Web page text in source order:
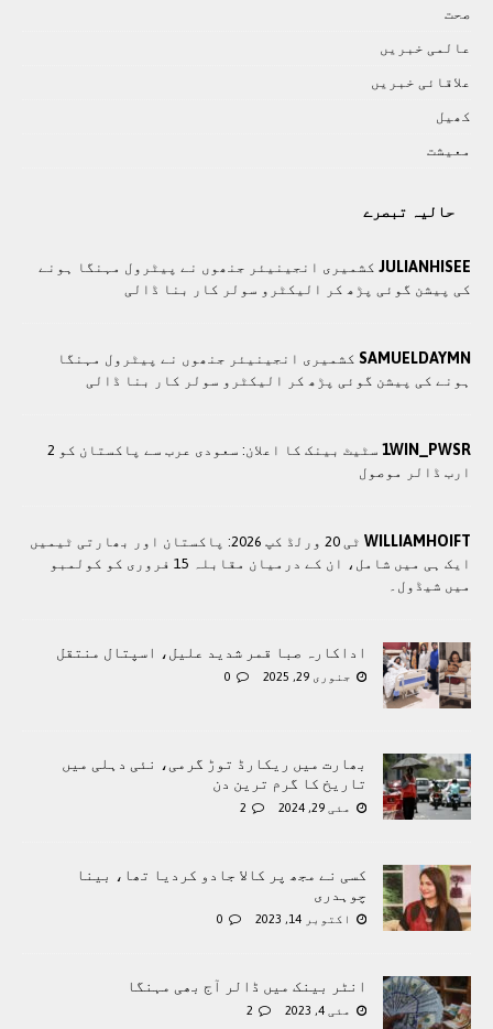
صحت
عالمی خبريں
علاقائی خبريں
کھيل
معيشت
حالیہ تبصرے
JULIANHISEE کشمیری انجینیئر جنھوں نے پیٹرول مہنگا ہونے
کی پیشن گوئی پڑھ کر الیکٹرو سولر کار بنا ڈالی
SAMUELDAYMN کشمیری انجینیئر جنھوں نے پیٹرول مہنگا
ہونے کی پیشن گوئی پڑھ کر الیکٹرو سولر کار بنا ڈالی
1WIN_PWSR
سٹیٹ بینک کا اعلان: سعودی عرب سے پاکستان کو 2
ارب ڈالر موصول
WILLIAMHOIFT
ٹی 20 ورلڈ کپ 2026: پاکستان اور بھارتی ٹیمیں
ایک ہی میں شامل، ان کے درمیان مقابلہ 15 فروری کو کولمبو
میں شیڈول۔
اداکارہ صبا قمر شدید علیل، اسپتال منتقل
جنوری 29, 2025 0
بھارت میں ریکارڈ توڑ گرمی، نئی دہلی میں
تاریخ کا گرم ترین دن
مئی 29, 2024 2
کسی نے مجھ پر کالا جادو کردیا تھا، بینا
چوہدری
اکتوبر 14, 2023 0
انٹر بینک میں ڈالر آج بھی مہنگا
مئی 4, 2023 2